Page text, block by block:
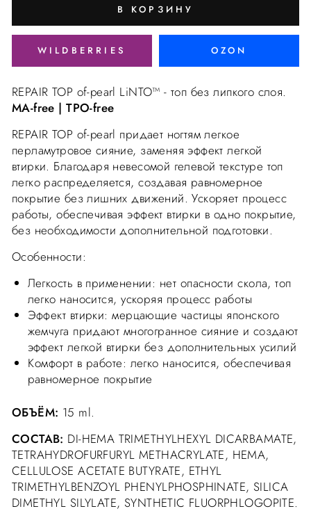
В КОРЗИНУ
WILDBERRIES OZON
REPAIR TOP of-pearl LiNTO™ - топ без липкого слоя.
MA-free | TPO-free
REPAIR TOP of-pearl придает ногтям легкое
перламутровое сияние, заменяя эффект легкой
втирки. Благодаря невесомой гелевой текстуре топ
легко распределяется, создавая равномерное
покрытие без лишних движений. Ускоряет процесс
работы, обеспечивая эффект втирки в одно покрытие,
без необходимости дополнительной подготовки.
Особенности:
Легкость в применении: нет опасности скола, топ
легко наносится, ускоряя процесс работы
Эффект втирки: мерцающие частицы японского
жемчуга придают многогранное сияние и создают
эффект легкой втирки без дополнительных усилий
Комфорт в работе: легко наносится, обеспечивая
равномерное покрытие
ОБЪЁМ: 15 ml.
СОСТАВ: DI-HEMA TRIMETHYLHEXYL DICARBAMATE,
TETRAHYDROFURFURYL METHACRYLATE, HEMA,
CELLULOSE ACETATE BUTYRATE, ETHYL
TRIMETHYLBENZOYL PHENYLPHOSPHINATE, SILICA
DIMETHYL SILYLATE, SYNTHETIC FLUORPHLOGOPITE.